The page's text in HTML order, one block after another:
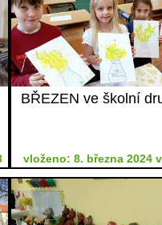
BŘEZEN ve školní
vloženo: 8. března 2024